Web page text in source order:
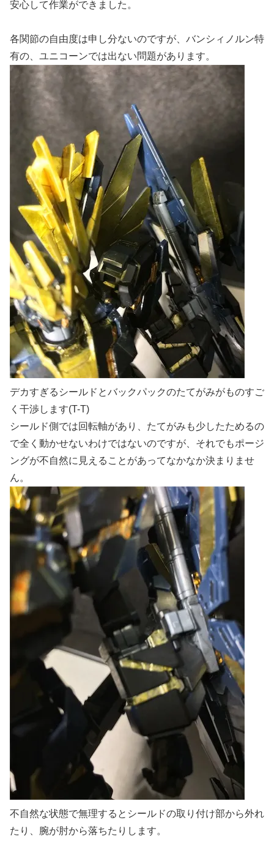
安心して作業ができました。
各関節の自由度は申し分ないのですが、バンシィノルン特
有の、ユニコーンでは出ない問題があります。
デカすぎるシールドとバックパックのたてがみがものすご
く干渉します(T-T)
シールド側では回転軸があり、たてがみも少したためるの
で全く動かせないわけではないのですが、それでもポージ
ングが不自然に見えることがあってなかなか決まりませ
ん。
不自然な状態で無理するとシールドの取り付け部から外れ
たり、腕が肘から落ちたりします。